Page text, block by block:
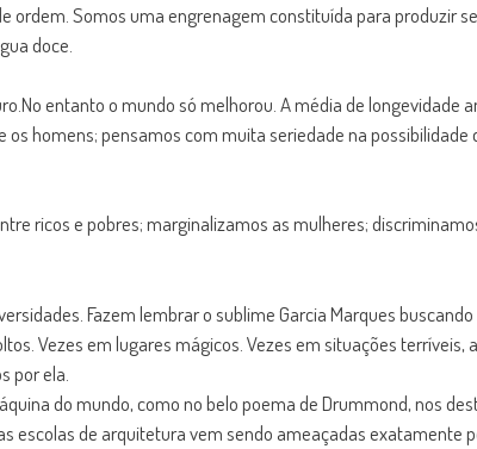
ordem. Somos uma engrenagem constituída para produzir
doce.
entanto o mundo só melhorou. A média de
homens; pensamos com muita seriedade na
ricos e pobres; marginalizamos as mulheres;
Fazem lembrar o sublime Garcia Marques
Vezes em lugares mágicos. Vezes em situações
por ela.
do mundo, como no belo poema de Drummond, nos
escolas de arquitetura vem sendo ameaçadas exatamente